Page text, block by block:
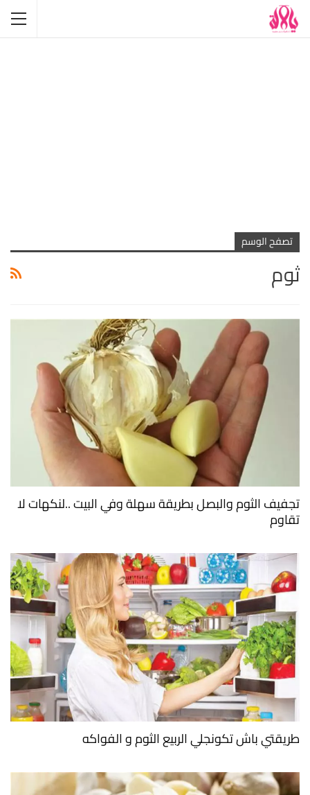
تصفح الوسم
ثوم
تجفيف الثوم والبصل بطريقة سهلة وفي البيت ..لنكهات لا
تقاوم
طريقتي باش تكونجلي الربيع الثوم و الفواكه